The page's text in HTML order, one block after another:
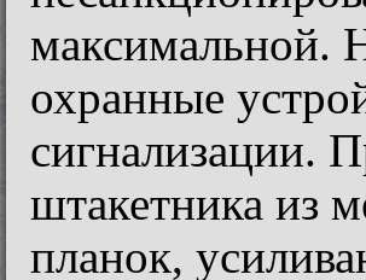
максимальной.
охранные
сигнализации.
штакетника из
планок,